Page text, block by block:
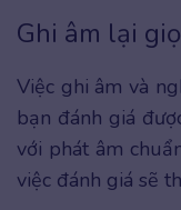
Ghi âm lại
Việc ghi âm và
bạn đánh giá
với phát âm
việc đánh giá sẽ